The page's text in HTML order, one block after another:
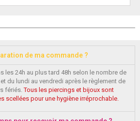
de ma commande ?
les 24h au plus tard 48h selon le nombre de
du lundi au vendredi après le règlement de
fériés.Tous les piercings et bijoux sont
scellées pour une hygiène irréprochable.